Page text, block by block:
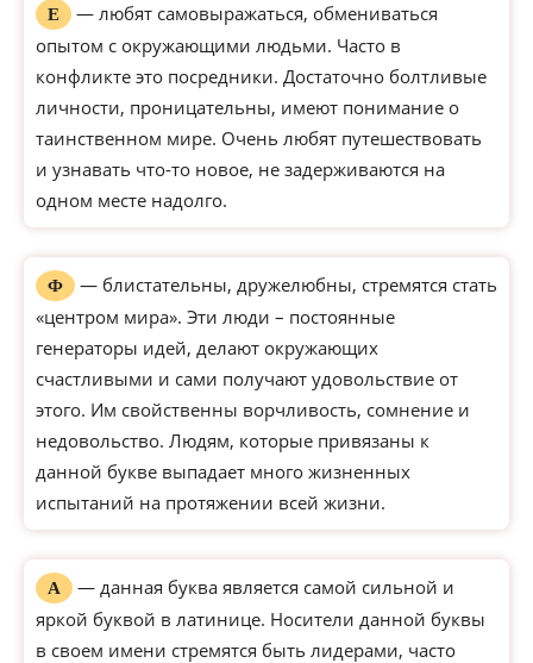
Е
— любят самовыражаться, обмениваться
опытом с окружающими людьми. Часто в
конфликте это посредники. Достаточно болтливые
личности, проницательны, имеют понимание о
таинственном мире. Очень любят путешествовать
и узнавать что-то новое, не задерживаются на
одном месте надолго.
Ф
— блистательны, дружелюбны, стремятся стать
«центром мира». Эти люди – постоянные
генераторы идей, делают окружающих
счастливыми и сами получают удовольствие от
этого. Им свойственны ворчливость, сомнение и
недовольство. Людям, которые привязаны к
данной букве выпадает много жизненных
испытаний на протяжении всей жизни.
А
— данная буква является самой сильной и
яркой буквой в латинице. Носители данной буквы
в своем имени стремятся быть лидерами, часто